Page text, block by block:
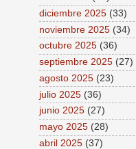
diciembre 2025 (33)
noviembre 2025 (34)
octubre 2025 (36)
septiembre 2025 (27)
agosto 2025 (23)
julio 2025 (36)
junio 2025 (27)
mayo 2025 (28)
abril 2025 (37)